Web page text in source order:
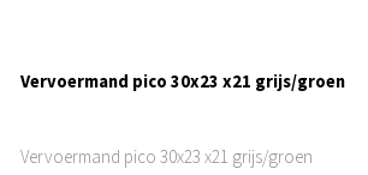
Vervoermand pico 30x23 x21 grijs/groen
Vervoermand pico 30x23 x21 grijs/groen